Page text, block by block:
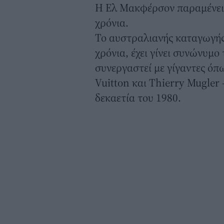
Η Ελ Μακφέρσον
χρόνια.
Το αυστραλιανής
χρόνια, έχει γίνει
συνεργαστεί με γίγαντες
Vuitton και Thierry Mugler -
δεκαετία του 1980.